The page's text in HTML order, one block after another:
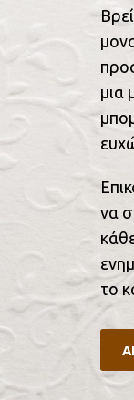
μια
να
το